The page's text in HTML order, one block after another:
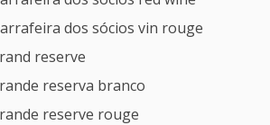
dos sócios vin rouge
reserve
reserva branco
reserve rouge